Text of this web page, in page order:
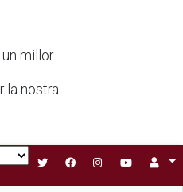
millor
la nostra